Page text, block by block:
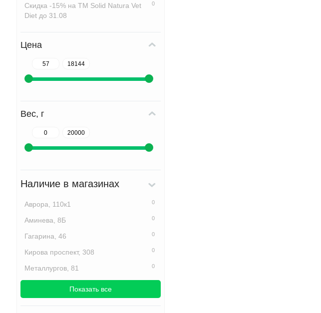
Скидка -15% на ТМ Solid Natura Vet
Diet до 31.08
0
Цена
Вес, г
Наличие в магазинах
Аврора, 110к1 0
Аминева, 8Б 0
Гагарина, 46 0
Кирова проспект, 308 0
Металлургов, 81 0
Показать все